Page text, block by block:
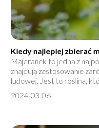
Kiedy najlepiej zbierać
Majeranek to jedna z
znajdują zastosowanie
ludowej. Jest to roślina,
2024-03-06